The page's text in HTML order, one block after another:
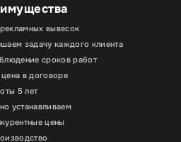
вывесок
задачу каждого клиента
сроков работ
в договоре
5 лет
устанавливаем
цены